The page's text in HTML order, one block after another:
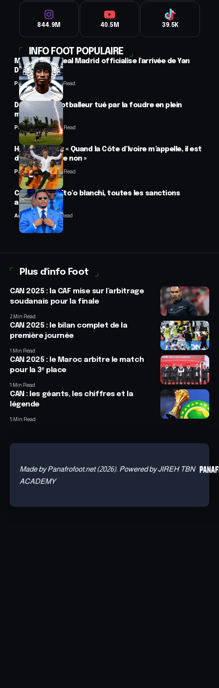
844.9M 40.5M 39.5K
INFO FOOT POPULAIRE
Mercato : Le Real Madrid officialise l’arrivée de Yan
Diomandé
Panafrofoot1 Min Read
Drame : un footballeur tué par la foudre en plein
match
Panafrofoot2 Min Read
Hervé Renard : « Quand la Côte d’Ivoire m’appelle, il est
difficile de dire non »
Panafrofoot2 Min Read
CAF : Samuel Eto’o blanchi, toutes les sanctions
annulées
Anselme AVI2 Min Read
Plus d'info Foot
CAN 2025 : la CAF mise sur l’arbitrage
soudanais pour la finale
2 Min Read
CAN 2025 : le bilan complet de la
première journée
1 Min Read
CAN 2025 : le Maroc arbitre le match
pour la 3ᵉ place
1 Min Read
CAN : les géants, les chiffres et la
légende
5 Min Read
Made by Panafrofoot.net (2026). Powered by JIREH TBN
ACADEMY